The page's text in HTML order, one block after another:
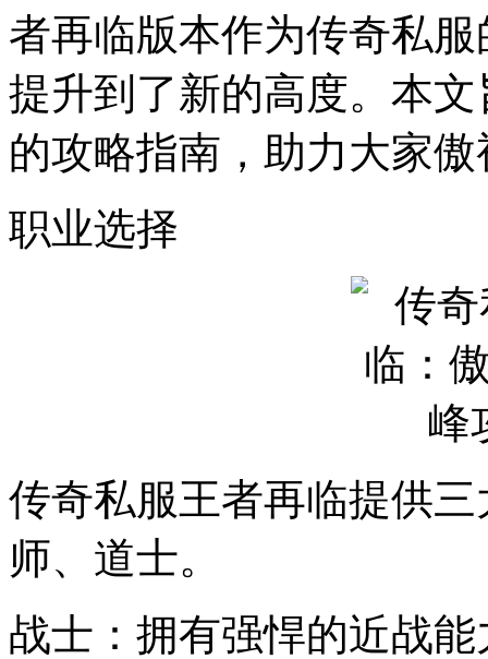
者再临版本作为传奇私
提升到了新的高度。本
的攻略指南，助力大家
职业选择
传奇私服王者再临提供
师、道士。
战士：拥有强悍的近战